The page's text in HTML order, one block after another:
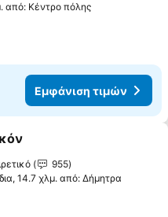
από: Κέντρο πόλης
Εμφάνιση τιμών
στα αγαπημένα
955
14.7 χλμ. από: Δήμητρα